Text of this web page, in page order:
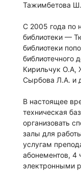
Тажимбетова
С 2005 года по
библиотеки —
библиотеки
Кирильчук О.А,
Сырбова Л.А. и
В настоящее
техническая
организовать
залы для
услугам
абонементов, 4
электронными